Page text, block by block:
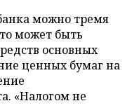
можно тремя
может быть
основных
ценных бумаг на
«Налогом не